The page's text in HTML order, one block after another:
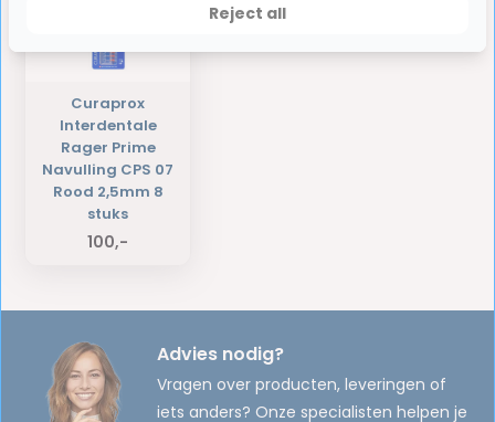
Curaprox
Interdentale
Rager Prime
Navulling CPS 07
Rood 2,5mm 8
stuks
100,-
Advies nodig?
Vragen over producten, leveringen of
iets anders? Onze specialisten helpen je
Reject all